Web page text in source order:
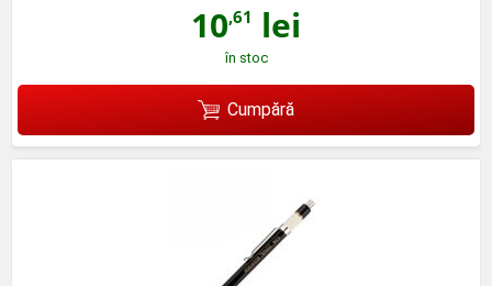
10,61 lei
în stoc
Cumpără